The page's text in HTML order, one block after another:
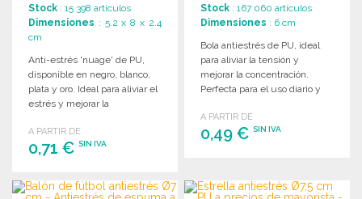
Stock : 15 398 artículos
Dimensiones : 5.2 x 8 x 2.4
cm
Anti-estrés 'nuage' de PU,
disponible en negro, blanco,
plata y oro. Ideal para aliviar el
estrés y mejorar la
A PARTIR DE
0,71 € SIN IVA
PEDIR
Stock : 167 060 artículos
Dimensiones : 6 cm
Bola antiestrés de PU, ideal
para aliviar la tensión y
mejorar la concentración.
Perfecta para el uso diario y
A PARTIR DE
0,49 €SIN IVA
Solicitar un presupuesto